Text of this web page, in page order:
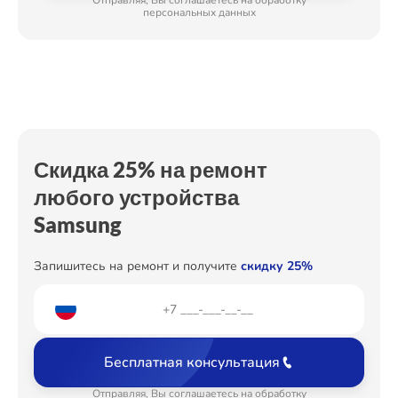
Ремонт корпуса от 1200₽
Замена платы брелка
персональных данных
Скидка 25% на ремонт
любого устройства
Samsung
Запишитесь на ремонт и получите скидку 25%
Бесплатная консультация
Отправляя, Вы соглашаетесь на обработку
Ремонт Кондиционеров
Ремонт Сушильных машин